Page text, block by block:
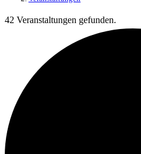
42 Veranstaltungen gefunden.